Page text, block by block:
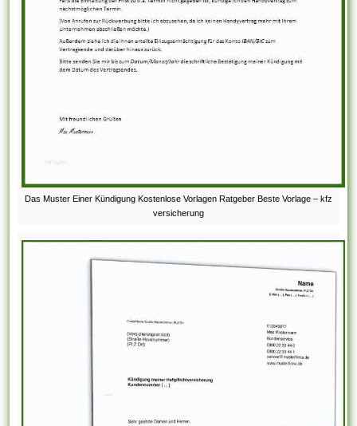
Das Muster Einer Kündigung Kostenlose Vorlagen Ratgeber Beste Vorlage – kfz
versicherung